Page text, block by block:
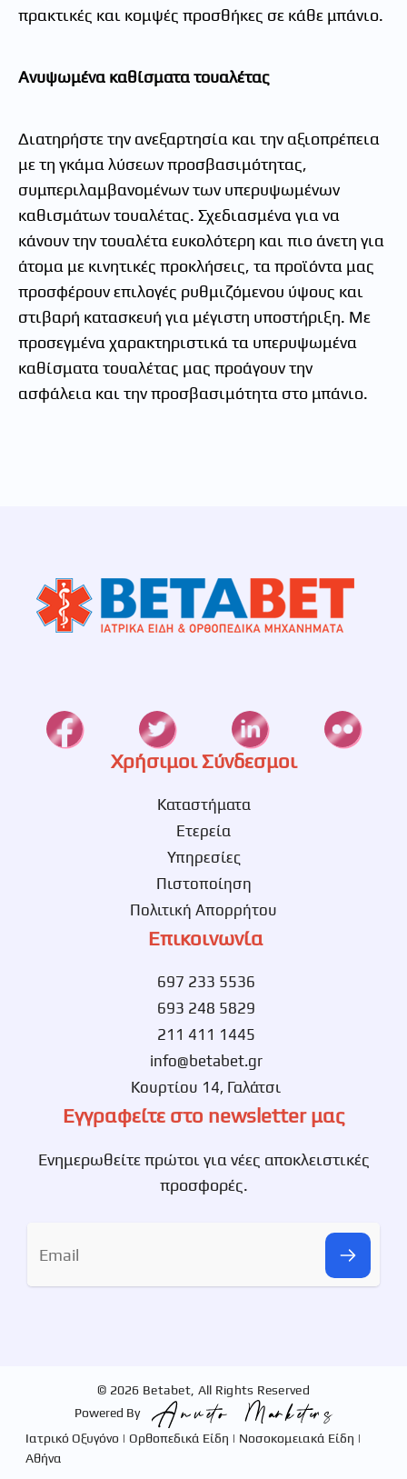
πρακτικές και κομψές προσθήκες σε κάθε μπάνιο.
Ανυψωμένα καθίσματα τουαλέτας
Διατηρήστε την ανεξαρτησία και την αξιοπρέπεια
με τη γκάμα λύσεων προσβασιμότητας,
συμπεριλαμβανομένων των υπερυψωμένων
καθισμάτων τουαλέτας. Σχεδιασμένα για να
κάνουν την τουαλέτα ευκολότερη και πιο άνετη για
άτομα με κινητικές προκλήσεις, τα προϊόντα μας
προσφέρουν επιλογές ρυθμιζόμενου ύψους και
στιβαρή κατασκευή για μέγιστη υποστήριξη. Με
προσεγμένα χαρακτηριστικά τα υπερυψωμένα
καθίσματα τουαλέτας μας προάγουν την
ασφάλεια και την προσβασιμότητα στο μπάνιο.
Χρήσιμοι Σύνδεσμοι
Καταστήματα
Ετερεία
Υπηρεσίες
Πιστοποίηση
Πολιτική Απορρήτου
Επικοινωνία
697 233 5536
693 248 5829
211 411 1445
info@betabet.gr
Κουρτίου 14, Γαλάτσι
Εγγραφείτε στο newsletter μας
Ενημερωθείτε πρώτοι για νέες αποκλειστικές
προσφορές.
© 2026 Betabet, All Rights Reserved
Powered By
Ιατρικό Οξυγόνο | Ορθοπεδικά Είδη | Νοσοκομειακά Είδη |
Αθήνα